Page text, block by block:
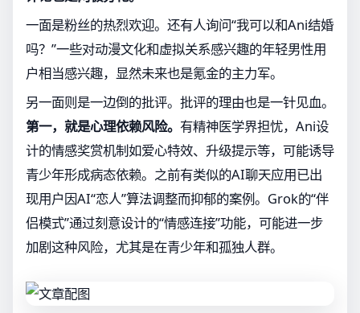
一面是粉丝的热烈欢迎。还有人询问“我可以和Ani结婚
吗？”一些对动漫文化和虚拟关系感兴趣的年轻男性用
户相当感兴趣，显然未来也是氪金的主力军。
另一面则是一边倒的批评。批评的理由也是一针见血。
第一，就是心理依赖风险。 有精神医学界担忧，Ani设
计的情感奖赏机制如爱心特效、升级提示等，可能诱导
青少年形成病态依赖。之前有类似的AI聊天应用已出
现用户因AI“恋人”算法调整而抑郁的案例。Grok的“伴
侣模式”通过刻意设计的“情感连接”功能，可能进一步
加剧这种风险，尤其是在青少年和孤独人群。